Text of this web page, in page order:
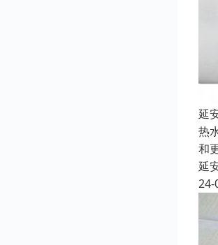
延
热
和
延
24-